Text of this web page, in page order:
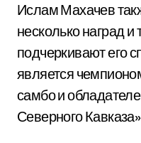
Ислам Махачев
несколько наград и
подчеркивают его
является
самбо и
Северного